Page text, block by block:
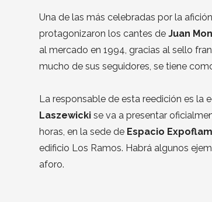
Una de las más celebradas por la
protagonizaron los cantes deJuan
al mercado en 1994, gracias al sello
mucho de sus seguidores, se tiene
La responsable de esta reedición es la
Laszewicki se va a presentar
horas, en la sede de Espacio
edificio Los Ramos. Habrá algunos
aforo.